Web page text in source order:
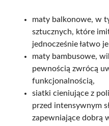
maty balkonowe, w
sztucznych, które
jednocześnie łatwo
maty bambusowe,
pewnością zwrócą
funkcjonalnością,
siatki cieniujące z
przed intensywnym
zapewniające dobrą